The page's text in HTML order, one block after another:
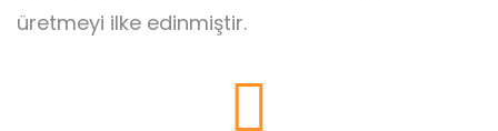
üretmeyi ilke edinmiştir.